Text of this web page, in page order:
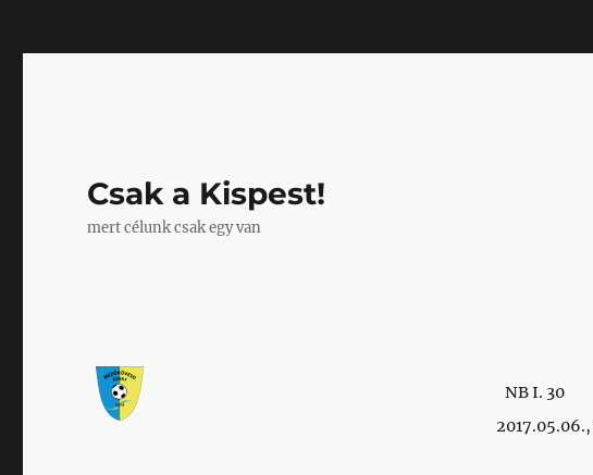
Csak a Kispest!
mert célunk csak egy van
NB I. 30